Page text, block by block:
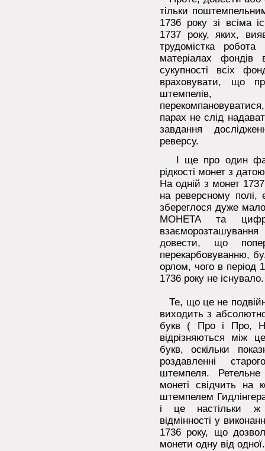
тільки
1736 року зі всіма
1737 року, яких,
трудомістка
матеріалах
сукупності всіх
враховувати, що
штемпелів,
парах не слід
завдання
реверсу.
І ще про один
рідкості монет з
На одній з монет 1737
на реверсному полі,
збереглося дуже
МОНЕТА та
довести, що
перекарбовуванню,
орлом, чого в період
1736 року не існувало.
Те, що це не
виходить з
букв ( Про і Про,
відрізняються між
букв, оскільки
роздавленні
штемпеля.
монеті свідчить на
штемпелем
і це настільки ж
відмінності у
1736 року, що
монети одну від одної.